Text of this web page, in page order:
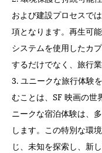
および建設プロセスで
項となります。再生可
システムを使用したカ
するだけでなく、旅行
3. ユニークな旅行体験
むことは、SF 映画の
ニークな宿泊体験は、
します。この特別な環
じ、未知を探索し、新